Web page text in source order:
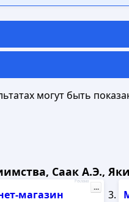
могут быть
Саак А.Э.,
магазин
Реклама
...